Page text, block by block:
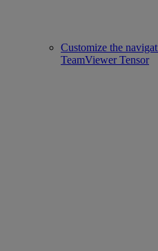
Customize the
TeamViewer Tensor